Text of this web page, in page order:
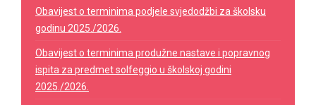
Obavijest o terminima podjele svjedodžbi za školsku
godinu 2025./2026.
Obavijest o terminima produžne nastave i popravnog
ispita za predmet solfeggio u školskoj godini
2025./2026.